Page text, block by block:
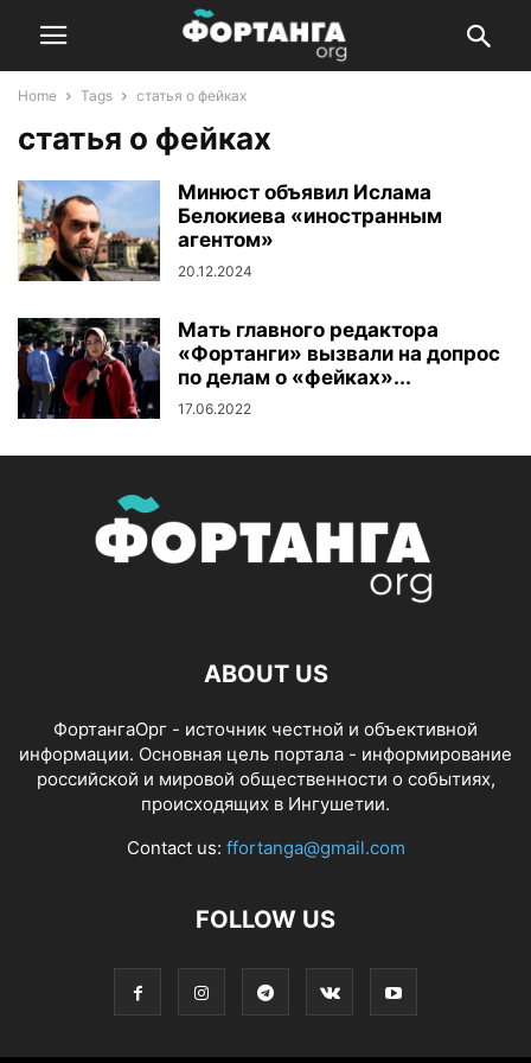
Home Tags статья о фейках
статья о фейках
Минюст объявил Ислама
Белокиева «иностранным
агентом»
20.12.2024
Мать главного редактора
«Фортанги» вызвали на допрос
по делам о «фейках»...
17.06.2022
ABOUT US
ФортангаОрг - источник честной и объективной
информации. Основная цель портала - информирование
российской и мировой общественности о событиях,
происходящих в Ингушетии.
Contact us: ffortanga@gmail.com
FOLLOW US